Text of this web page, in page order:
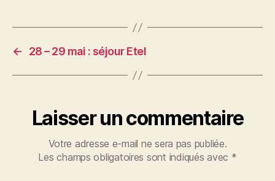
← 28 – 29 mai : séjour Etel
Laisser un commentaire
Votre adresse e-mail ne sera pas publiée.
Les champs obligatoires sont indiqués avec *